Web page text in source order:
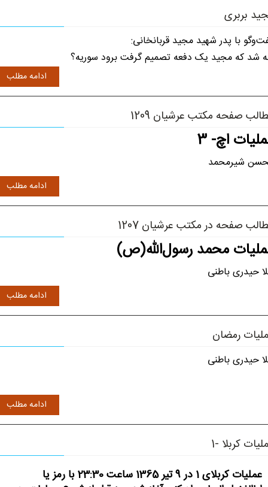
بربری
با پدر شهید مجید قربانخانی:
شد که مجید یک دفعه تصمیم گرفت برود سوریه؟
ادامه مطلب
صفحه مکتب عرشیان 1209
اچ- 3
شیرمحمد
ادامه مطلب
صفحه در مکتب عرشیان 1207
محمد رسول‌الله(ص)
حیدری باطنی
ادامه مطلب
رمضان
حیدری باطنی
ادامه مطلب
کربلا -1
عملیات کربلای 1 در 9 تیر 1365 ساعت 23:30 با رمز یا